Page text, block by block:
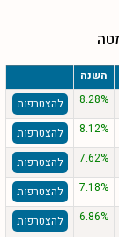
השנה
8.28%
להצטרפות
8.12%
להצטרפות
7.62%
להצטרפות
7.18%
להצטרפות
6.86% להצטרפות